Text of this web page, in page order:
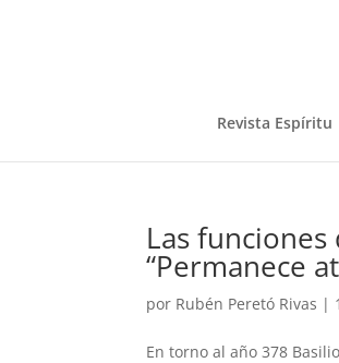
Revista Espíritu
Las
“Permanece
por Rubén Peretó Rivas |
En torno al año 378